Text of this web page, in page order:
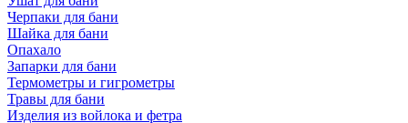
Черпаки для бани
Шайка для бани
Опахало
Запарки для бани
Термометры и гигрометры
Травы для бани
Изделия из войлока и фетра